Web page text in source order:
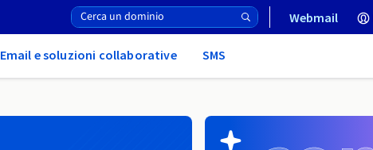
Webmail
Email e soluzioni collaborative SMS